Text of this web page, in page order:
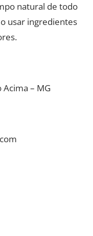
natural de todo
usar ingredientes
– MG